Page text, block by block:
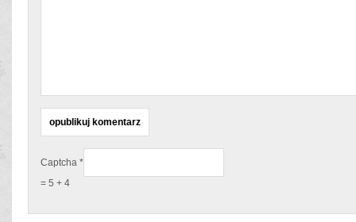
Captcha *
= 5 + 4